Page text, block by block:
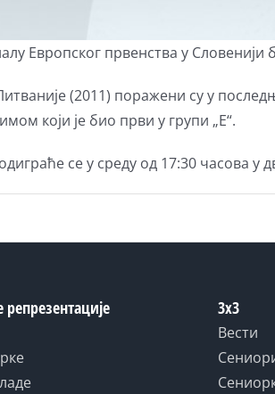
Европског првенства у Словенији
(2011) поражени су у
који је био први у групи „Е“.
се у среду од 17:30 часова
репрезентације 3x3
Вести